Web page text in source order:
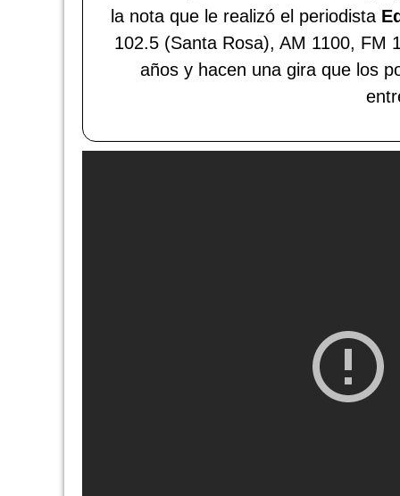
la nota que le realizó el periodista
102.5 (Santa Rosa), AM 1100, FM
años y hacen una gira que los